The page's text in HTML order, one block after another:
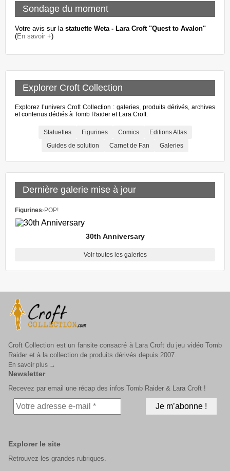
Sondage du moment
Votre avis sur la statuette Weta - Lara Croft "Quest to Avalon"
(En savoir +)
Explorer Croft Collection
Explorez l’univers Croft Collection : galeries, produits dérivés, archives
et contenus dédiés à Tomb Raider et Lara Croft.
Statuettes Figurines Comics
Editions Atlas
Guides de solution
Carnet de Fan Galeries
Dernière galerie mise à jour
Figurines›POP!
30th Anniversary
Voir toutes les galeries
Croft Collection est un fansite consacré à Lara Croft du jeu vidéo Tomb
Raider et à la collection de produits dérivés depuis 2007.
En savoir plus →
Newsletter
Recevez par email une récap des infos Tomb Raider & Lara Croft !
Explorer le site
Retrouvez les grandes rubriques.